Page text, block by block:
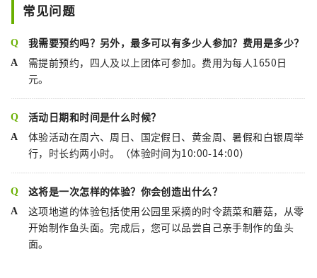
常见问题
我需要预约吗？另外，最多可以有多少人参加？费用是多少？
需提前预约，四人及以上团体可参加。费用为每人1650日
元。
活动日期和时间是什么时候？
体验活动在周六、周日、国定​​假日、黄金周、暑假和白银周举
行，时长约两小时。（体验时间为10:00-14:00）
这将是一次怎样的体验？你会创造出什么？
这项地道的体验包括使用公园里采摘的时令蔬菜和蘑菇，从零
开始制作鱼头面。完成后，您可以品尝自己亲手制作的鱼头
面。